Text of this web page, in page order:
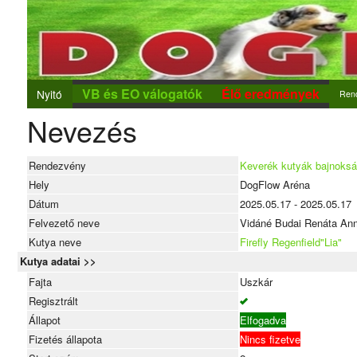
Nyitó VB és EO válogatók Élő eredmények
Nevezés
Rendezvény
Keverék kutyák
Hely
DogFlow Aréna
Dátum
2025.05.17 - 2025.05.17
Felvezető neve
Vidáné Budai Renáta
Kutya neve
Firefly Regenfield"Lia"
Kutya adatai >>
Fajta
Uszkár
Regisztrált
Állapot
Elfogadva
Fizetés állapota
Nincs fizetve